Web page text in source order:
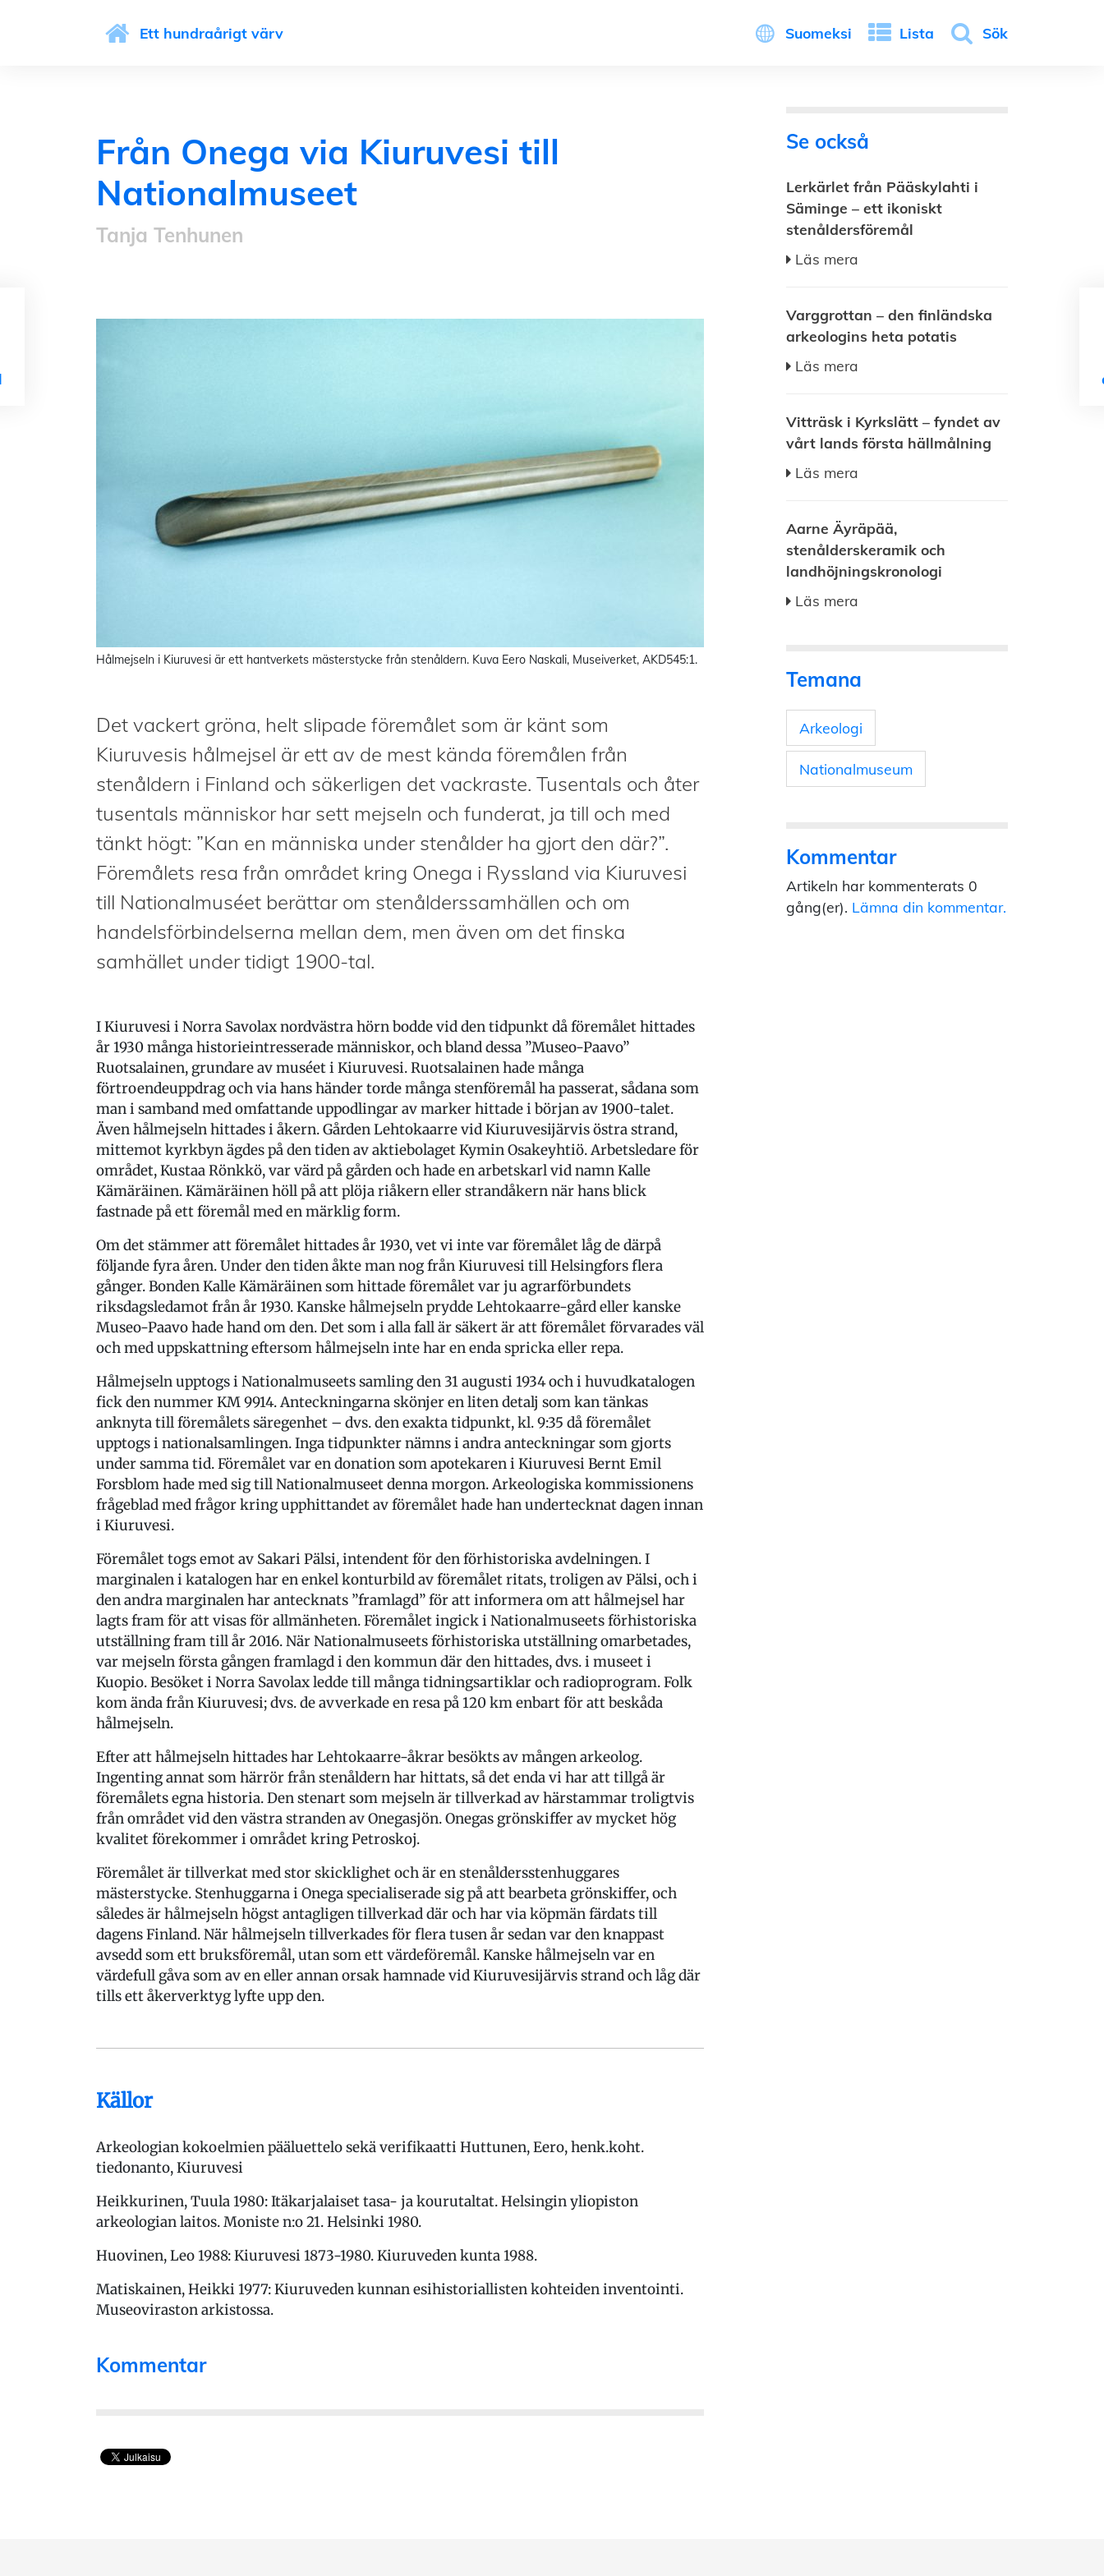
Ett hundraårigt värv Sök
Lista
Suomeksi
Från Onega via Kiuruvesi till
Nationalmuseet
Tanja Tenhunen
Hålmejseln i Kiuruvesi är ett hantverkets mästerstycke från stenåldern. Kuva Eero Naskali, Museiverket, AKD545:1.
Det vackert gröna, helt slipade föremålet som är känt som
Kiuruvesis hålmejsel är ett av de mest kända föremålen från
stenåldern i Finland och säkerligen det vackraste. Tusentals och åter
tusentals människor har sett mejseln och funderat, ja till och med
tänkt högt: ”Kan en människa under stenålder ha gjort den där?”.
Föremålets resa från området kring Onega i Ryssland via Kiuruvesi
till Nationalmuséet berättar om stenålderssamhällen och om
handelsförbindelserna mellan dem, men även om det finska
samhället under tidigt 1900-tal.
I Kiuruvesi i Norra Savolax nordvästra hörn bodde vid den tidpunkt då föremålet hittades
år 1930 många historieintresserade människor, och bland dessa ”Museo-Paavo”
Ruotsalainen, grundare av muséet i Kiuruvesi. Ruotsalainen hade många
förtroendeuppdrag och via hans händer torde många stenföremål ha passerat, sådana som
man i samband med omfattande uppodlingar av marker hittade i början av 1900-talet.
Även hålmejseln hittades i åkern. Gården Lehtokaarre vid Kiuruvesijärvis östra strand,
mittemot kyrkbyn ägdes på den tiden av aktiebolaget Kymin Osakeyhtiö. Arbetsledare för
området, Kustaa Rönkkö, var värd på gården och hade en arbetskarl vid namn Kalle
Kämäräinen. Kämäräinen höll på att plöja riåkern eller strandåkern när hans blick
fastnade på ett föremål med en märklig form.
Om det stämmer att föremålet hittades år 1930, vet vi inte var föremålet låg de därpå
följande fyra åren. Under den tiden åkte man nog från Kiuruvesi till Helsingfors flera
gånger. Bonden Kalle Kämäräinen som hittade föremålet var ju agrarförbundets
riksdagsledamot från år 1930. Kanske hålmejseln prydde Lehtokaarre-gård eller kanske
Museo-Paavo hade hand om den. Det som i alla fall är säkert är att föremålet förvarades väl
och med uppskattning eftersom hålmejseln inte har en enda spricka eller repa.
Hålmejseln upptogs i Nationalmuseets samling den 31 augusti 1934 och i huvudkatalogen
fick den nummer KM 9914. Anteckningarna skönjer en liten detalj som kan tänkas
anknyta till föremålets säregenhet – dvs. den exakta tidpunkt, kl. 9:35 då föremålet
upptogs i nationalsamlingen. Inga tidpunkter nämns i andra anteckningar som gjorts
under samma tid. Föremålet var en donation som apotekaren i Kiuruvesi Bernt Emil
Forsblom hade med sig till Nationalmuseet denna morgon. Arkeologiska kommissionens
frågeblad med frågor kring upphittandet av föremålet hade han undertecknat dagen innan
i Kiuruvesi.
Föremålet togs emot av Sakari Pälsi, intendent för den förhistoriska avdelningen. I
marginalen i katalogen har en enkel konturbild av föremålet ritats, troligen av Pälsi, och i
den andra marginalen har antecknats ”framlagd” för att informera om att hålmejsel har
lagts fram för att visas för allmänheten. Föremålet ingick i Nationalmuseets förhistoriska
utställning fram till år 2016. När Nationalmuseets förhistoriska utställning omarbetades,
var mejseln första gången framlagd i den kommun där den hittades, dvs. i museet i
Kuopio. Besöket i Norra Savolax ledde till många tidningsartiklar och radioprogram. Folk
kom ända från Kiuruvesi; dvs. de avverkade en resa på 120 km enbart för att beskåda
hålmejseln.
Efter att hålmejseln hittades har Lehtokaarre-åkrar besökts av mången arkeolog.
Ingenting annat som härrör från stenåldern har hittats, så det enda vi har att tillgå är
föremålets egna historia. Den stenart som mejseln är tillverkad av härstammar troligtvis
från området vid den västra stranden av Onegasjön. Onegas grönskiffer av mycket hög
kvalitet förekommer i området kring Petroskoj.
Föremålet är tillverkat med stor skicklighet och är en stenåldersstenhuggares
mästerstycke. Stenhuggarna i Onega specialiserade sig på att bearbeta grönskiffer, och
således är hålmejseln högst antagligen tillverkad där och har via köpmän färdats till
dagens Finland. När hålmejseln tillverkades för flera tusen år sedan var den knappast
avsedd som ett bruksföremål, utan som ett värdeföremål. Kanske hålmejseln var en
värdefull gåva som av en eller annan orsak hamnade vid Kiuruvesijärvis strand och låg där
tills ett åkerverktyg lyfte upp den.
Källor
Arkeologian kokoelmien pääluettelo sekä verifikaatti Huttunen, Eero, henk.koht.
tiedonanto, Kiuruvesi
Heikkurinen, Tuula 1980: Itäkarjalaiset tasa- ja kourutaltat. Helsingin yliopiston
arkeologian laitos. Moniste n:o 21. Helsinki 1980.
Huovinen, Leo 1988: Kiuruvesi 1873-1980. Kiuruveden kunta 1988.
Matiskainen, Heikki 1977: Kiuruveden kunnan esihistoriallisten kohteiden inventointi.
Museoviraston arkistossa.
Kommentar
Se också
Lerkärlet från Pääskylahti i
Säminge – ett ikoniskt
stenåldersföremål
Läs mera
Varggrottan – den finländska
arkeologins heta potatis
Läs mera
Vitträsk i Kyrkslätt – fyndet av
vårt lands första hällmålning
Läs mera
Aarne Äyräpää,
stenålderskeramik och
landhöjningskronologi
Läs mera
Temana
Arkeologi
Nationalmuseum
Kommentar
Artikeln har kommenterats 0
gång(er). Lämna din kommentar.